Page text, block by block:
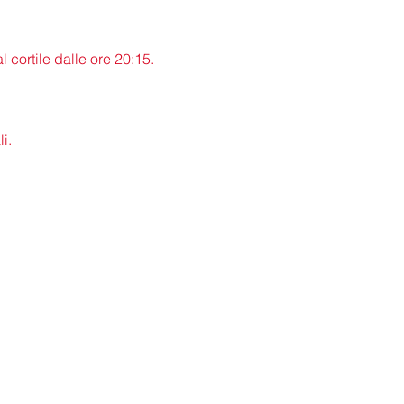
cortile dalle ore 20:15.